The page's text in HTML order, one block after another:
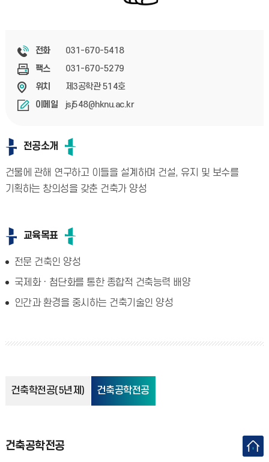
전화
031-670-5418
팩스
031-670-5279
위치
제3공학관 514호
이메일
jsj548@hknu.ac.kr
전공소개
건물에 관해 연구하고 이들을 설계하며 건설, 유지 및 보수를
기획하는 창의성을 갖춘 건축가 양성
교육목표
전문 건축인 양성
국제화ㆍ첨단화를 통한 종합적 건축능력 배양
인간과 환경을 중시하는 건축기술인 양성
건축학전공(5년제) 건축공학전공
건축공학전공